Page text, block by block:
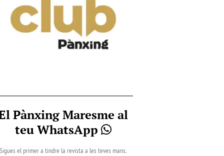
Pànxing Maresme al
teu WhatsApp
Sigues el primer a tindre la revista a les teves mans.